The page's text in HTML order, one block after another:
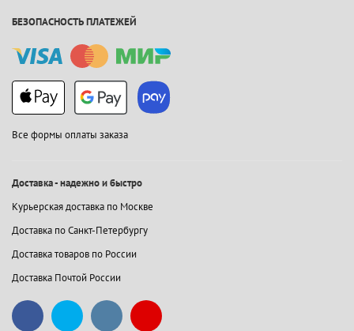
БЕЗОПАСНОСТЬ ПЛАТЕЖЕЙ
Все формы оплаты заказа
Доставка - надежно и быстро
Курьерская доставка по Москве
Доставка по Санкт-Петербургу
Доставка товаров по России
Доставка Почтой России